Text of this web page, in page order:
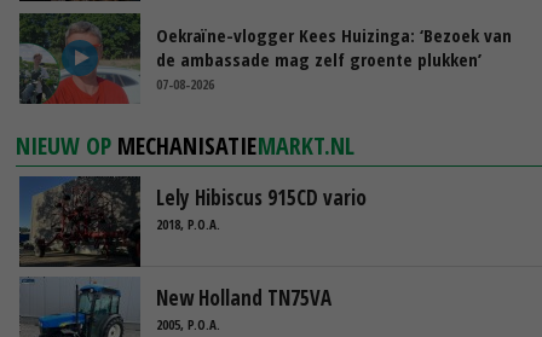
Oekraïne-vlogger Kees Huizinga: ‘Bezoek van
de ambassade mag zelf groente plukken’
07-08-2026
NIEUW OP MECHANISATIEMARKT.NL
Lely Hibiscus 915CD vario
2018, P.O.A.
New Holland TN75VA
2005, P.O.A.